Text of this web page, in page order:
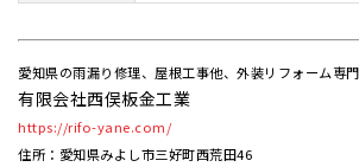
愛知県の雨漏り修理、屋根工事他、外装リフォーム専
有限会社西俣板金工業
https://rifo-yane.com/
住所：愛知県みよし市三好町西荒田46